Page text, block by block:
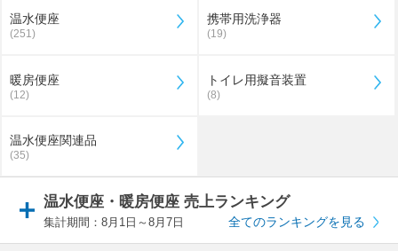
温水便座
(251)
携帯用洗浄器
(19)
暖房便座
(12)
トイレ用擬音装置
(8)
温水便座関連品
(35)
温水便座・暖房便座 売上ランキング
集計期間：8月1日～8月7日 全てのランキングを見る